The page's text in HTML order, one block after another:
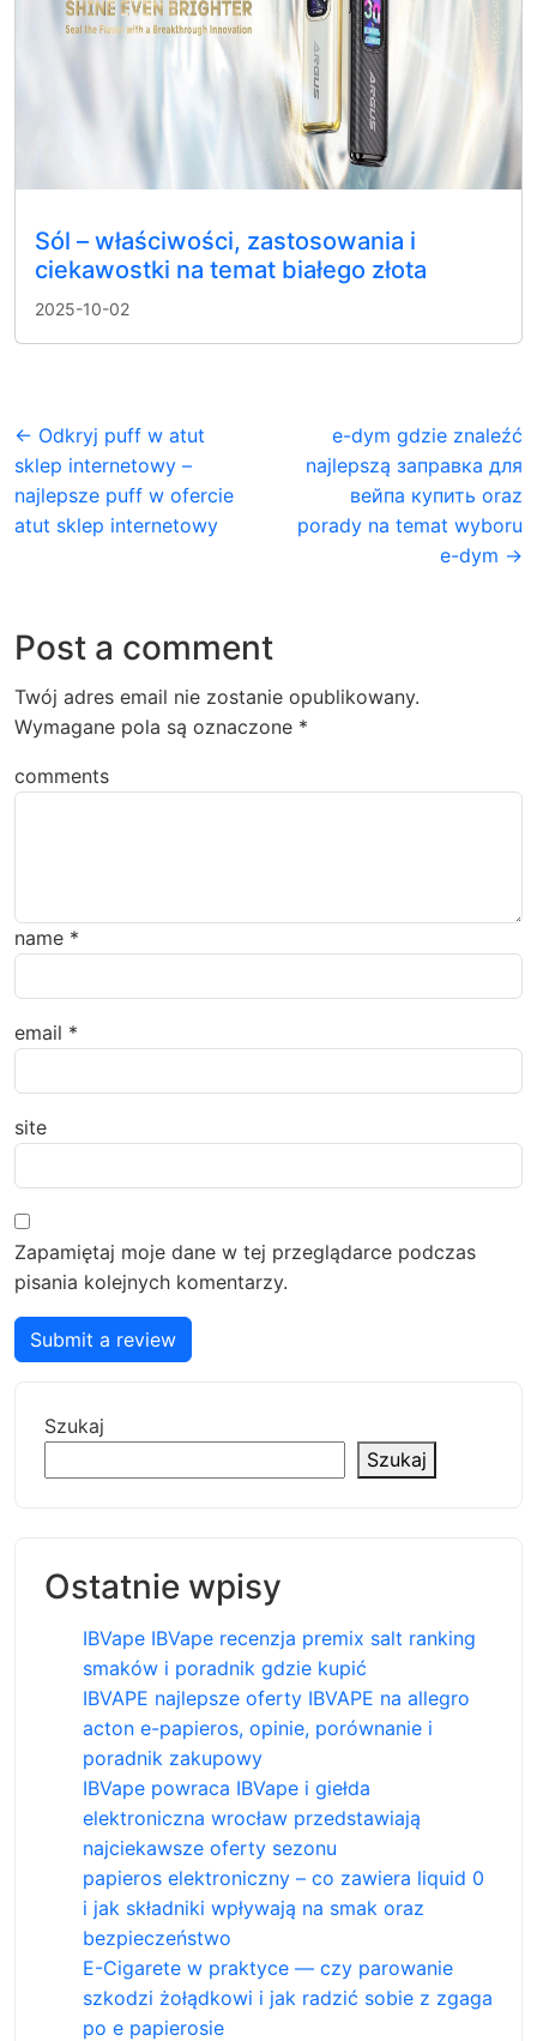
Sól – właściwości, zastosowania i
ciekawostki na temat białego złota
2025-10-02
← Odkryj puff w atut
sklep internetowy –
najlepsze puff w ofercie
atut sklep internetowy
e-dym gdzie znaleźć
najlepszą заправка для
вейпа купить oraz
porady na temat wyboru
e-dym →
Post a comment
Twój adres email nie zostanie opublikowany.
Wymagane pola są oznaczone *
comments
name *
email *
site
Zapamiętaj moje dane w tej przeglądarce podczas
pisania kolejnych komentarzy.
Submit a review
Szukaj
Szukaj
Ostatnie wpisy
IBVape IBVape recenzja premix salt ranking
smaków i poradnik gdzie kupić
IBVAPE najlepsze oferty IBVAPE na allegro
acton e-papieros, opinie, porównanie i
poradnik zakupowy
IBVape powraca IBVape i giełda
elektroniczna wrocław przedstawiają
najciekawsze oferty sezonu
papieros elektroniczny – co zawiera liquid 0
i jak składniki wpływają na smak oraz
bezpieczeństwo
E-Cigarete w praktyce — czy parowanie
szkodzi żołądkowi i jak radzić sobie z zgaga
po e papierosie